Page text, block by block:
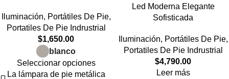
Iluminación, Portátiles De Pie,
Portatiles De Pie Indrustrial
$1,650.00
blanco
Seleccionar opciones
La lámpara de pie metálica
Led Moderna Elegante
Sofisticada
Iluminación, Portátiles De Pie,
Portatiles De Pie Indrustrial
$4,790.00
Leer más